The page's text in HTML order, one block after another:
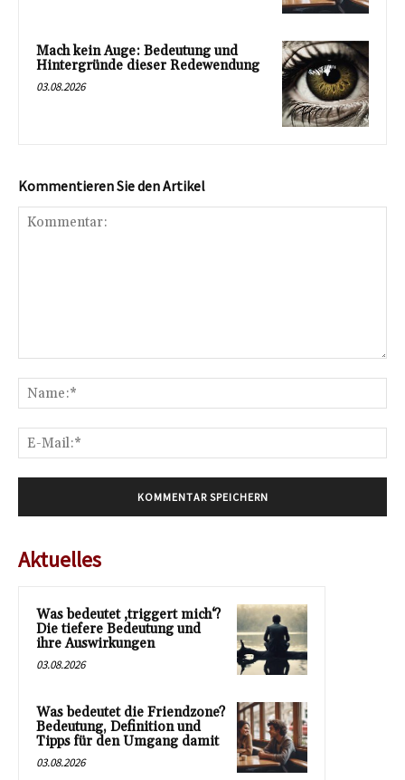
Mach kein Auge: Bedeutung und
Hintergründe dieser Redewendung
03.08.2026
Kommentieren Sie den Artikel
Aktuelles
Was bedeutet ‚triggert mich‘?
Die tiefere Bedeutung und
ihre Auswirkungen
03.08.2026
Was bedeutet die Friendzone?
Bedeutung, Definition und
Tipps für den Umgang damit
03.08.2026